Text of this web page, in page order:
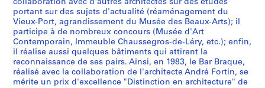
AP066.S2.D4
AP066.S2.D6
-
P
o
r
t
d
1
9
8
5
AP066.S2.D13
,
1
9
8
6
AP066.S2.D18
AP066.S2.D29
l
e
s
d
u
C
e
d
e
m
é
t
e
c
,
1
9
9
l
,
1
9
7
6
3
AP066.S2.D67
AP066.S2.D73
AP066.S2.D78
u
r
s
n
a
t
u
r
s
"
A
r
u
r
s
d
u
M
u
r
s
m
u
n
u
r
s
m
u
n
n
a
l
C
o
m
u
r
s
i
n
t
u
r
s
i
n
t
u
r
s
n
a
t
u
r
s
d
u
M
e
n
t
p
o
u
u
r
s
d
e
l
u
r
s
N
o
u
u
r
s
O
A
Q
d
u
p
r
i
x
collaboration avec d'autres architectes sur des études
portant sur des sujets d'actualité (réaménagement du
Vieux-Port, agrandissement du Musée des Beaux-Arts); il
participe à de nombreux concours (Musée d'Art
Contemporain, Immeuble Chaussegros-de-Léry, etc.); enfin,
il réalise aussi quelques bâtiments qui attirent la
reconnaissance de ses pairs. Ainsi, en 1983, le Bar Braque,
réalisé avec la collaboration de l'architecte André Fortin, se
mérite un prix d'excellence "Distinction en architecture" de